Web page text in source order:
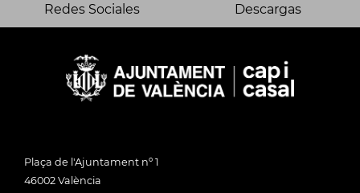
Redes Sociales Descargas
Plaça de l'Ajuntament nº 1
46002 València